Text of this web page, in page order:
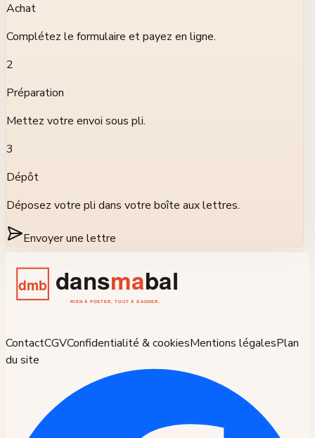
Achat
Complétez le formulaire et payez en ligne.
2
Préparation
Mettez votre envoi sous pli.
3
Dépôt
Déposez votre pli dans votre boîte aux lettres.
Envoyer une lettre
ContactCGVConfidentialité & cookiesMentions légalesPlan
du site